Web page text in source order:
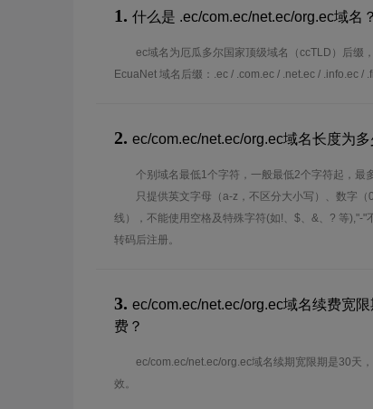
1. 什么是 .ec/com.ec/net.ec/org.ec域名
ec域名为厄瓜多尔国家顶级域名（ccTLD）后缀
EcuaNet 域名后缀：.ec / .com.ec / .net.ec / .info.ec /
2. ec/com.ec/net.ec/org.ec域名长度为多
个别域名最低1个字符，一般最低2个字符起，最
只提供英文字母（a-z，不区分大小写）、数字
线），不能使用空格及特殊字符(如!、$、&、? 等),"-"
转码后注册。
3. ec/com.ec/net.ec/org.ec域名续费宽
费？
ec/com.ec/net.ec/org.ec域名续期宽限期是30天
效。